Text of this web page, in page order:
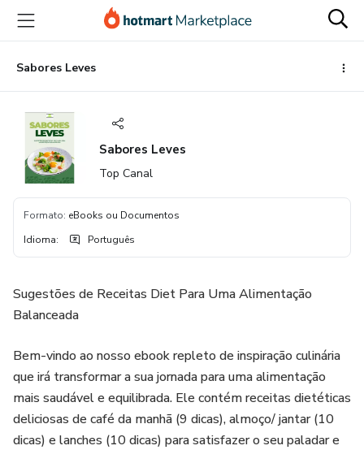
para
conteúdo
principal
para
pagamento
para
rodapé
Sabores Leves
Sabores Leves
Top Canal
Formato: eBooks ou Documentos
Idioma: Português
Sugestões de Receitas Diet Para Uma Alimentação
Balanceada
Bem-vindo ao nosso ebook repleto de inspiração culinária
que irá transformar a sua jornada para uma alimentação
mais saudável e equilibrada. Ele contém receitas dietéticas
deliciosas de café da manhã (9 dicas), almoço/ jantar (10
dicas) e lanches (10 dicas) para satisfazer o seu paladar e